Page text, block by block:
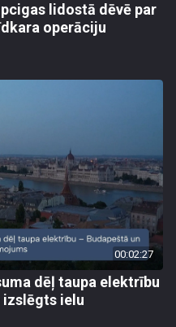
lidostā dēvē par
operāciju
00:02:27
dēļ taupa elektrību
izslēgts ielu